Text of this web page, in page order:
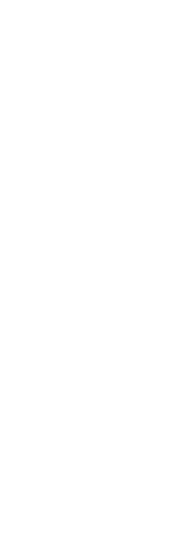
Las obras del estadio
Las precipitaciones
han supuesto un
crearon grandes
La preocupación de la
falta de un mes para la
incertidumbre sobre si
estado presente en el
Rafael Louzán ha
obras y saber si
la remodelación
problema para albergar